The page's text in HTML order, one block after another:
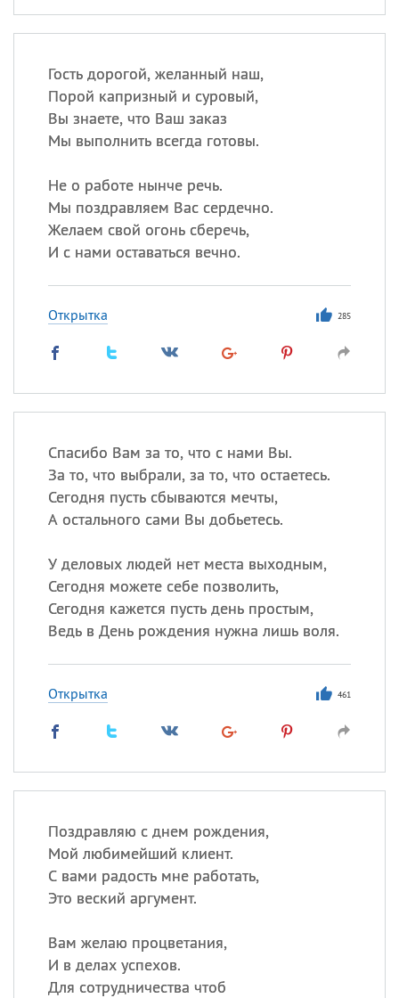
Гость дорогой, желанный наш,
Порой капризный и суровый,
Вы знаете, что Ваш заказ
Мы выполнить всегда готовы.
Не о работе нынче речь.
Мы поздравляем Вас сердечно.
Желаем свой огонь сберечь,
И с нами оставаться вечно.
Открытка 285
Спасибо Вам за то, что с нами Вы.
За то, что выбрали, за то, что остаетесь.
Сегодня пусть сбываются мечты,
А остального сами Вы добьетесь.
У деловых людей нет места выходным,
Сегодня можете себе позволить,
Сегодня кажется пусть день простым,
Ведь в День рождения нужна лишь воля.
Открытка 461
Поздравляю с днем рождения,
Мой любимейший клиент.
С вами радость мне работать,
Это веский аргумент.
Вам желаю процветания,
И в делах успехов.
Для сотрудничества чтоб